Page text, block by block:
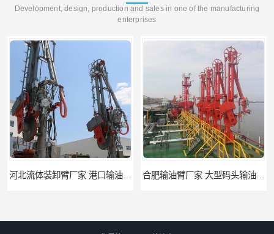
Development, design, production and sales in one of the manufacturing
enterprises
河北流体装卸臂厂家 港口输油臂 节能环保 合肥输油臂厂家 大型码头输油臂 输油臂安装